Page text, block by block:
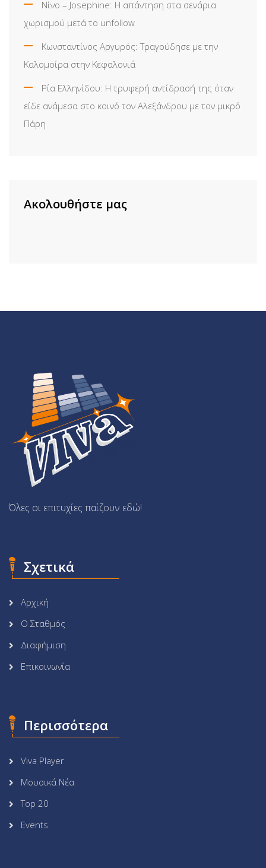
Νίνο – Josephine: Η απάντηση στα σενάρια
χωρισμού μετά το unfollow
Κωνσταντίνος Αργυρός: Τραγούδησε με την
Καλομοίρα στην Κεφαλονιά
Ρία Ελληνίδου: H τρυφερή αντίδρασή της όταν
είδε ανάμεσα στο κοινό τον Αλεξάνδρου με τον μικρό
Πάρη
Ακολουθήστε μας
Όλες οι επιτυχίες παίζουν εδώ!
Σχετικά
Αρχική
Ο Σταθμός
Διαφήμιση
Επικοινωνία
Περισσότερα
Viva Player
Μουσικά Νέα
Top 20
Events